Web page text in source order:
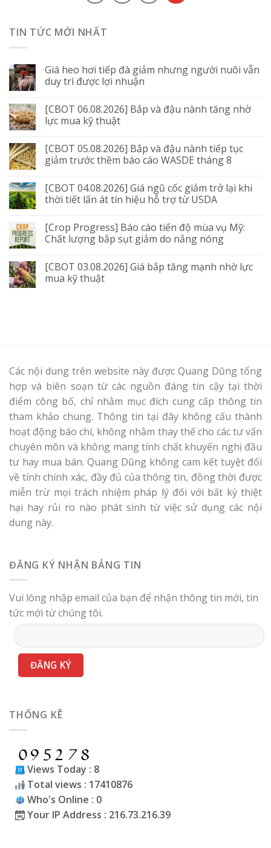
TIN TỨC MỚI NHẤT
Giá heo hơi tiếp đà giảm nhưng người nuôi vẫn
duy trì được lợi nhuận
[CBOT 06.08.2026] Bắp và đậu nành tăng nhờ
lực mua kỹ thuật
[CBOT 05.08.2026] Bắp và đậu nành tiếp tục
giảm trước thềm báo cáo WASDE tháng 8
[CBOT 04.08.2026] Giá ngũ cốc giảm trở lại khi
thời tiết lấn át tín hiệu hỗ trợ từ USDA
[Crop Progress] Báo cáo tiến độ mùa vụ Mỹ:
Chất lượng bắp sụt giảm do nắng nóng
[CBOT 03.08.2026] Giá bắp tăng mạnh nhờ lực
mua kỹ thuật
Các nội dung trên website này được Quang Dũng tổng
hợp và biên soạn từ các nguồn đáng tin cậy tại thời
điểm công bố, chỉ nhằm mục đích cung cấp thông tin
tham khảo chung. Thông tin tại đây không cấu thành
hoạt động báo chí, không nhằm thay thế cho các tư vấn
chuyên môn và không mang tính chất khuyến nghị đầu
tư hay mua bán. Quang Dũng không cam kết tuyệt đối
về tính chính xác, đầy đủ của thông tin, đồng thời được
miễn trừ mọi trách nhiệm pháp lý đối với bất kỳ thiệt
hại hay rủi ro nào phát sinh từ việc sử dụng các nội
dung này.
ĐĂNG KÝ NHẬN BẢNG TIN
Vui lòng nhập email của bạn để nhận thông tin mới, tin
tức mới từ chúng tôi.
THỐNG KÊ
Views Today : 8
Total views : 17410876
Who's Online : 0
Your IP Address : 216.73.216.39